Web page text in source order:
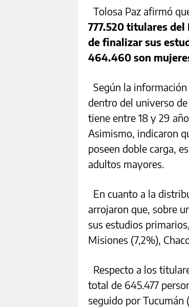
Tolosa Paz afirmó
777.520 titulares
de finalizar sus
464.460 son
Según la
dentro del universo
tiene entre 18 y 29
Asimismo, indicaron
poseen doble carga,
adultos mayores.
En cuanto a la
arrojaron que, sobre
sus estudios
Misiones (7,2%),
Respecto a los
total de 645.477
seguido por Tucumán